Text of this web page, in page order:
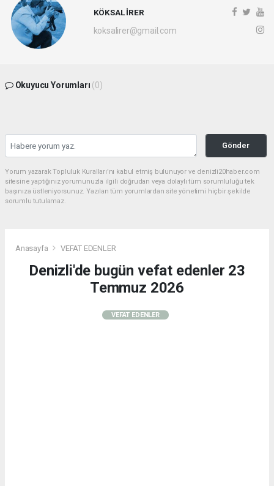
KÖKSAL İRER
koksalirer@gmail.com
Okuyucu Yorumları (0)
Gönder
Yorum yazarak Topluluk Kuralları’nı kabul etmiş bulunuyor ve denizli20haber.com
sitesine yaptığınız yorumunuzla ilgili doğrudan veya dolaylı tüm sorumluluğu tek
başınıza üstleniyorsunuz. Yazılan tüm yorumlardan site yönetimi hiçbir şekilde
sorumlu tutulamaz.
Anasayfa VEFAT EDENLER
Denizli'de bugün vefat edenler 23
Temmuz 2026
VEFAT EDENLER